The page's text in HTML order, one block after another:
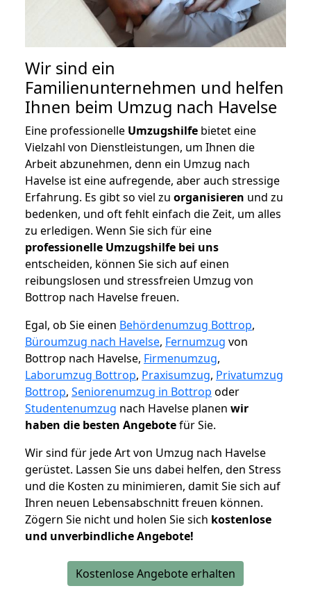
Wir sind ein
Familienunternehmen und helfen
Ihnen beim Umzug nach Havelse
Eine professionelle Umzugshilfe bietet eine
Vielzahl von Dienstleistungen, um Ihnen die
Arbeit abzunehmen, denn ein Umzug nach
Havelse ist eine aufregende, aber auch stressige
Erfahrung. Es gibt so viel zu organisieren und zu
bedenken, und oft fehlt einfach die Zeit, um alles
zu erledigen. Wenn Sie sich für eine
professionelle Umzugshilfe bei uns
entscheiden, können Sie sich auf einen
reibungslosen und stressfreien Umzug von
Bottrop nach Havelse freuen.
Egal, ob Sie einen Behördenumzug Bottrop,
Büroumzug nach Havelse, Fernumzug von
Bottrop nach Havelse, Firmenumzug,
Laborumzug Bottrop, Praxisumzug, Privatumzug
Bottrop, Seniorenumzug in Bottrop oder
Studentenumzug nach Havelse planen wir
haben die besten Angebotefür Sie.
Wir sind für jede Art von Umzug nach Havelse
gerüstet. Lassen Sie uns dabei helfen, den Stress
und die Kosten zu minimieren, damit Sie sich auf
Ihren neuen Lebensabschnitt freuen können.
Zögern Sie nicht und holen Sie sich kostenlose
und unverbindliche Angebote!
Kostenlose Angebote erhalten